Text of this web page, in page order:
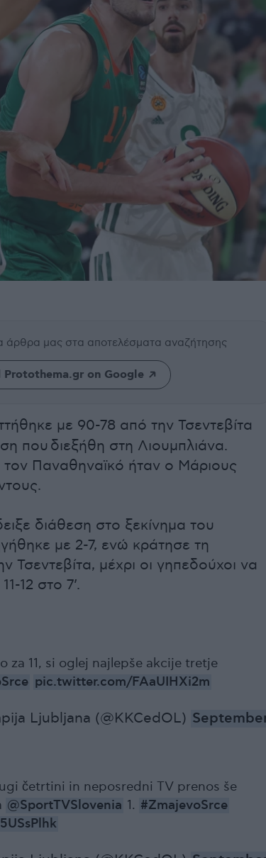
άρθρα μας στα αποτελέσματα αναζήτησης
Protothema.gr on Google
με 90-78 από την Τσεντεβίτα
που διεξήθη στη Λιουμπλιάνα.
Παναθηναϊκό ήταν ο Μάριους
διάθεση στο ξεκίνημα του
με 2-7, ενώ κράτησε τη
Τσεντεβίτα, μέχρι οι γηπεδούχοι να
12 στο 7’.
za 11, si oglej najlepše akcije tretje
pic.twitter.com/FAaUIHXi2m
Ljubljana (@KKCedOL)
četrtini in neposredni TV prenos še
@SportTVSlovenia 1. #ZmajevoSrce